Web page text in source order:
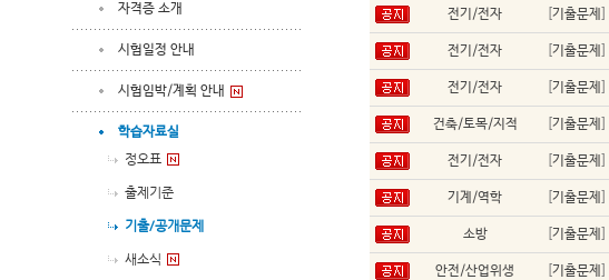
자격증 소개
시험일정 안내
시험임박/계획 안내
학습자료실
정오표
출제기준
기출/공개문제
새소식
전기/전자 기출문제
전기/전자 기출문제
전기/전자 기출문제
건축/토목/지적 기출문제
전기/전자 기출문제
기계/역학 기출문제
소방 기출문제
안전/산업위생 기출문제